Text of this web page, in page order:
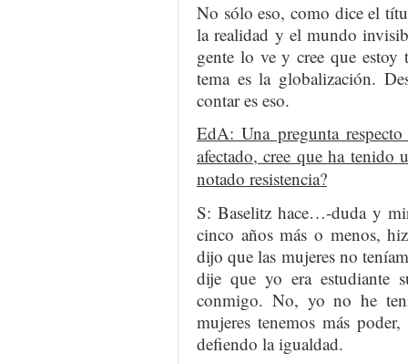
No sólo eso, como dice el
la realidad y el mundo
gente lo ve y cree que estoy
tema es la globalización.
contar es eso.
EdA: Una pregunta
afectado, cree que ha tenido
notado resistencia?
S: Baselitz hace…-duda y
cinco años más o menos,
dijo que las mujeres no
dije que yo era estudiante
conmigo. No, yo no he
mujeres tenemos más
defiendo la igualdad.